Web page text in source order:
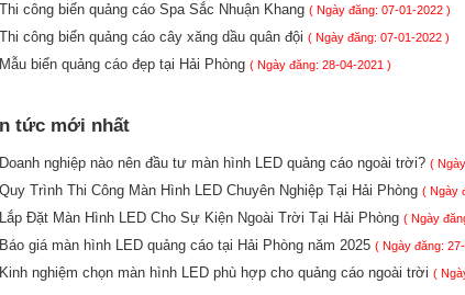
Thi công biển quảng cáo Spa Sắc Nhuận Khang ( Ngày đăng: 07-01-2022 )
Thi công biển quảng cáo cây xăng dầu quân đội ( Ngày đăng: 07-01-2022 )
Mẫu biển quảng cáo đẹp tại Hải Phòng ( Ngày đăng: 28-04-2021 )
tức mới nhất
Doanh nghiệp nào nên đầu tư màn hình LED quảng cáo ngoài trời? (
Quy Trình Thi Công Màn Hình LED Chuyên Nghiệp Tại Hải Phòng ( Ngày
Lắp Đặt Màn Hình LED Cho Sự Kiện Ngoài Trời Tại Hải Phòng ( Ngày
Báo giá màn hình LED quảng cáo tại Hải Phòng năm 2025 ( Ngày đăng:
Kinh nghiệm chọn màn hình LED phù hợp cho quảng cáo ngoài trời (